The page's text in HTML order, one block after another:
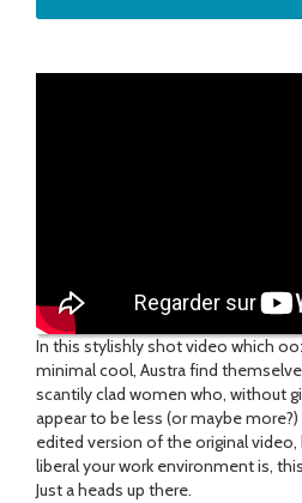
In this stylishly shot video which
minimal cool, Austra find
scantily clad women who, without
appear to be less (or maybe
edited version of the original
liberal your work environment is,
Just a heads up there.